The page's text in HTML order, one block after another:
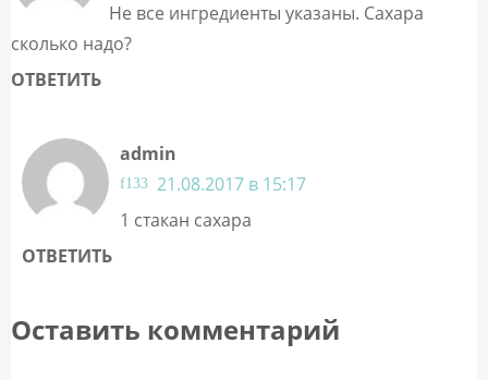
Не все ингредиенты указаны. Сахара
сколько надо?
ОТВЕТИТЬ
admin
21.08.2017 в 15:17
1 стакан сахара
ОТВЕТИТЬ
Оставить комментарий